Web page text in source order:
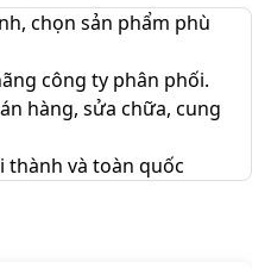
chọn sản phẩm phù
công ty phân phối.
hàng, sửa chữa, cung
thành và toàn quốc